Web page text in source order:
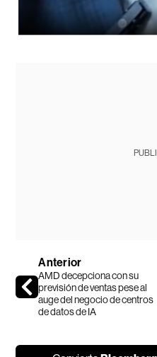
Anterior
AMD decepciona con su
previsión de ventas pese al
auge del negocio de centros
de datos de IA